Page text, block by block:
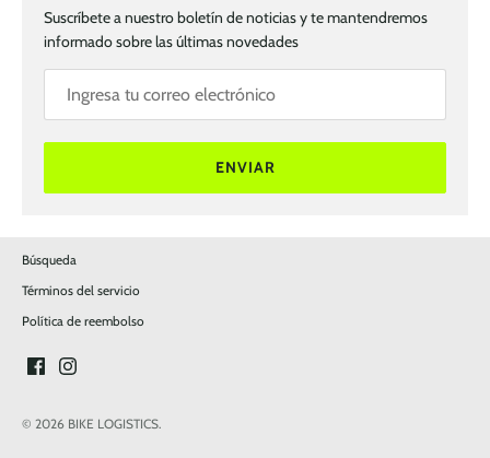
Suscríbete a nuestro boletín de noticias y te mantendremos
informado sobre las últimas novedades
ENVIAR
Búsqueda
Términos del servicio
Política de reembolso
© 2026 BIKE LOGISTICS.